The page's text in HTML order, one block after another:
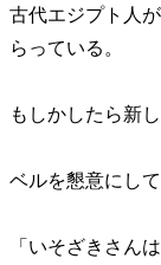
古代エジプト人
らっている。
もしかしたら新
ベルを懇意にし
「いそざきさん